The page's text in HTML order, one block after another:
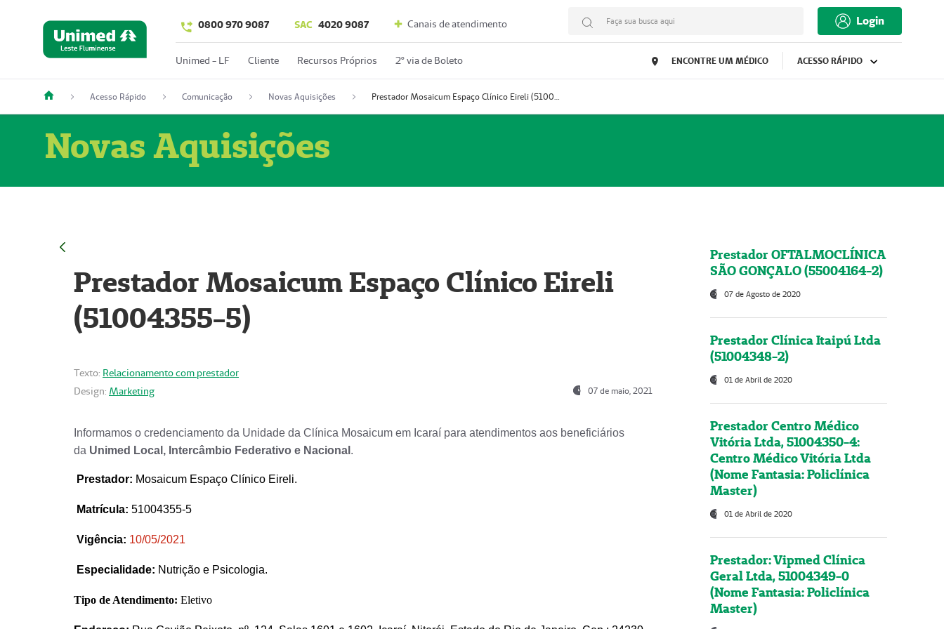
0800 970 9087 SAC 4020 9087 Canais de atendimento Faça sua busca aqui Login
Unimed - LF Cliente Recursos Próprios 2º via de Boleto ENCONTRE UM MÉDICO ACESSO RÁPIDO
Acesso Rápido Comunicação Novas Aquisições Prestador Mosaicum Espaço Clínico Eireli (51004355-5)
Novas Aquisições
Prestador Mosaicum Espaço Clínico Eireli
(51004355-5)
Texto: Relacionamento com prestador
Design: Marketing 07 de maio, 2021
Informamos o credenciamento da Unidade da Clínica Mosaicum em Icaraí para atendimentos aos beneficiários
da Unimed Local, Intercâmbio Federativo e Nacional .
Prestador: Mosaicum Espaço Clínico Eireli.
Matrícula: 51004355-5
Vigência: 10/05/2021
Especialidade: Nutrição e Psicologia.
Tipo de Atendimento: Eletivo
Prestador OFTALMOCLÍNICA
SÃO GONÇALO (55004164-2)
07 de Agosto de 2020
Prestador Clínica Itaipú Ltda
(51004348-2)
01 de Abril de 2020
Prestador Centro Médico
Vitória Ltda, 51004350-4:
Centro Médico Vitória Ltda
(Nome Fantasia: Policlínica
Master)
01 de Abril de 2020
Prestador: Vipmed Clínica
Geral Ltda, 51004349-0
(Nome Fantasia: Policlínica
Master)